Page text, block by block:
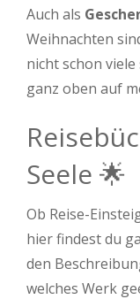
Auch als
Weihnachten
nicht schon
ganz oben auf
Seele 🌟
Ob Reise-
hier findest du
den
welches Werk